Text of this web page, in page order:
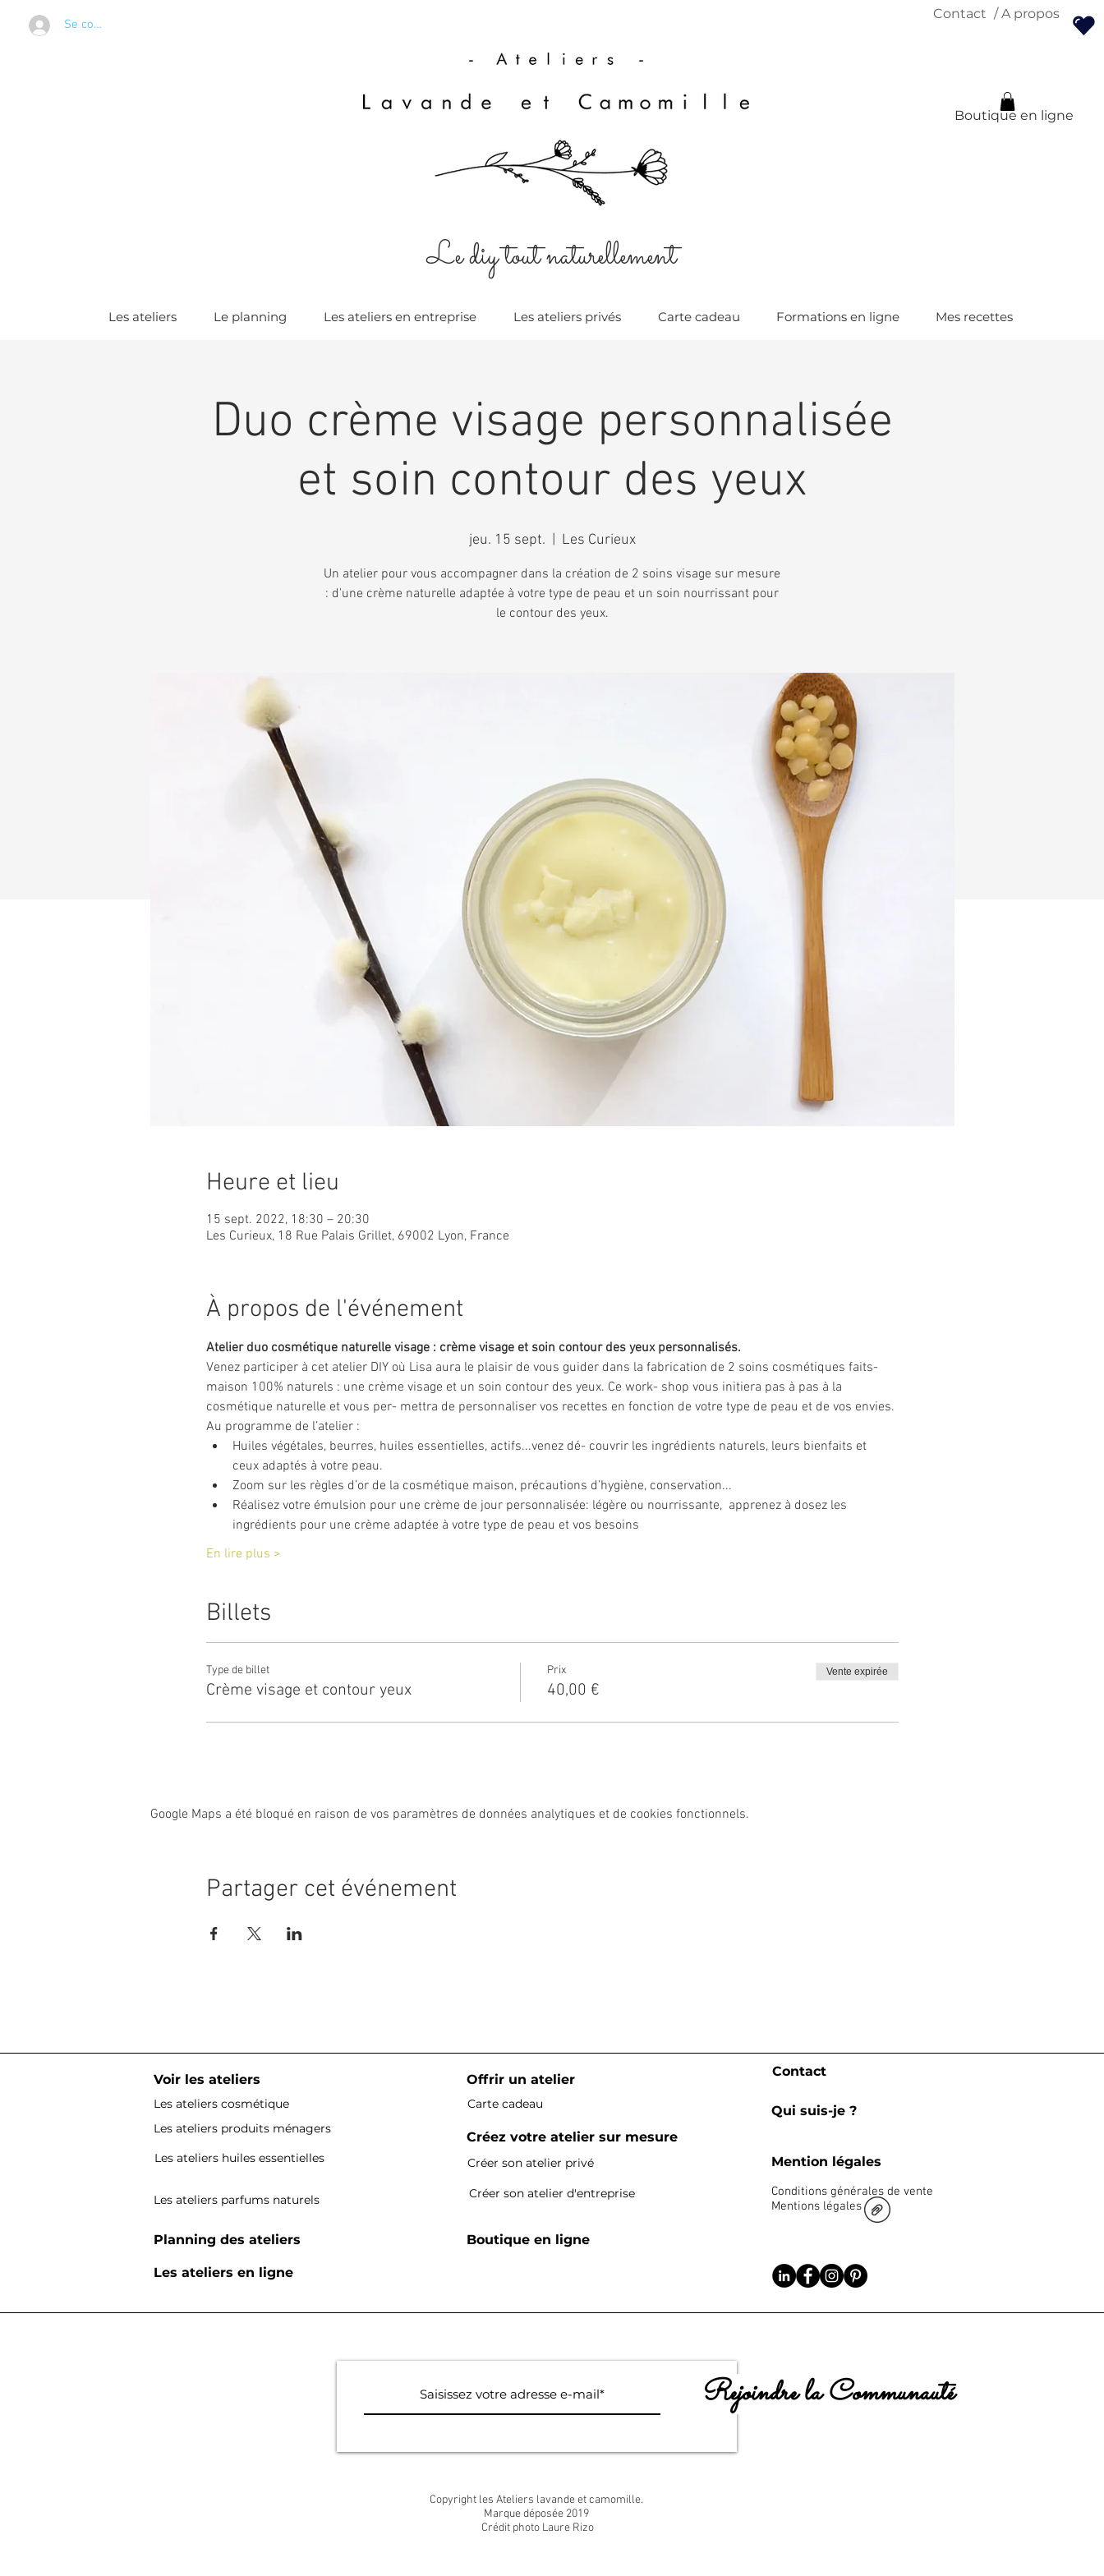
Se connecter
Contact / A propos
Boutique en ligne
Le diy tout naturellement
Les ateliers Le planning Les ateliers en entreprise Les ateliers privés Carte cadeau Formations en ligne Mes recettes
Duo crème visage personnalisée
et soin contour des yeux
jeu. 15 sept. Les Curieux
Un atelier pour vous accompagner dans la création de 2 soins visage sur mesure
: d'une crème naturelle adaptée à votre type de peau et un soin nourrissant pour
le contour des yeux.
Heure et lieu
15 sept. 2022, 18:30 – 20:30
Les Curieux, 18 Rue Palais Grillet, 69002 Lyon, France
À propos de l'événement
Atelier duo cosmétique naturelle visage : crème visage et soin contour des yeux personnalisés.
Venez participer à cet atelier DIY où Lisa aura le plaisir de vous guider dans la fabrication de 2 soins cosmétiques faits-
maison 100% naturels : une crème visage et un soin contour des yeux. Ce work- shop vous initiera pas à pas à la
cosmétique naturelle et vous per- mettra de personnaliser vos recettes en fonction de votre type de peau et de vos envies.
Au programme de l’atelier :
Huiles végétales, beurres, huiles essentielles, actifs...venez dé- couvrir les ingrédients naturels, leurs bienfaits et
ceux adaptés à votre peau.
Zoom sur les règles d’or de la cosmétique maison, précautions d’hygiène, conservation...
Réalisez votre émulsion pour une crème de jour personnalisée: légère ou nourrissante,  apprenez à dosez les
ingrédients pour une crème adaptée à votre type de peau et vos besoins
En lire plus >
Billets
Type de billet
Crème visage et contour yeux
Prix
40,00 €
Vente expirée
Google Maps a été bloqué en raison de vos paramètres de données analytiques et de cookies fonctionnels.
Partager cet événement
Voir les ateliers
Les ateliers cosmétique
Les ateliers produits ménagers
Les ateliers huiles essentielles
Les ateliers parfums naturels
Planning des ateliers
Offrir un atelier
Carte cadeau
Créez votre atelier sur mesure
Créer son atelier privé
Créer son atelier d'entreprise
Boutique en ligne
Les ateliers en ligne
Contact
Qui suis-je ?
Mention légales
Conditions générales de vente
Mentions légales
Rejoindre la Communauté
Copyright les Ateliers lavande et camomille.
Marque déposée 2019
Crédit photo Laure Rizo